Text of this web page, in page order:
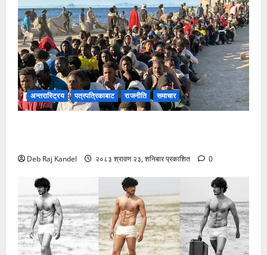
अन्तरास्ट्रिय पत्रपत्रिकाबाट राजनीति समाचार
Deb Raj Kandel २०८३ श्रावण २३, शनिबार प्रकाशित 0